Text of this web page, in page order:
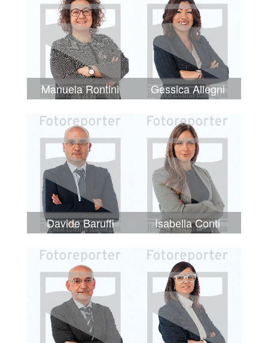
Manuela Rontini Gessica Allegni
Davide Baruffi Isabella Conti